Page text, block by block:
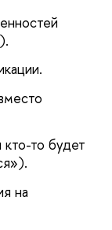
то будет
на